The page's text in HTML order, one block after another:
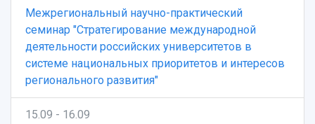
Межрегиональный научно-практический
семинар "Стратегирование международной
деятельности российских университетов в
системе национальных приоритетов и интересов
регионального развития"
15.09 - 16.09